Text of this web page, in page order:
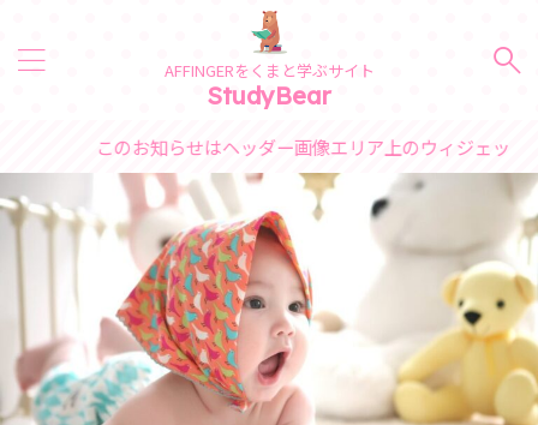
AFFINGERをくまと学ぶサイト
StudyBear
このお知らせはヘッダー画像エリア上のウィジェットで